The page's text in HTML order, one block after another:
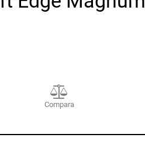
Compara